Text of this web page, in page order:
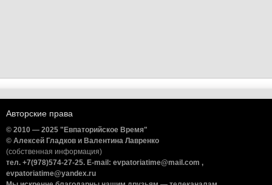
Авторские права
© 2010 — 2025 "Евпаторийское Время"
© Алексей Гладков и Валентина Лавренко
(собственная информация)
тел. +7(978)574-27-25. E-mail: evpatoriatime@mail.com ,
evpatoriatime@yandex.ru